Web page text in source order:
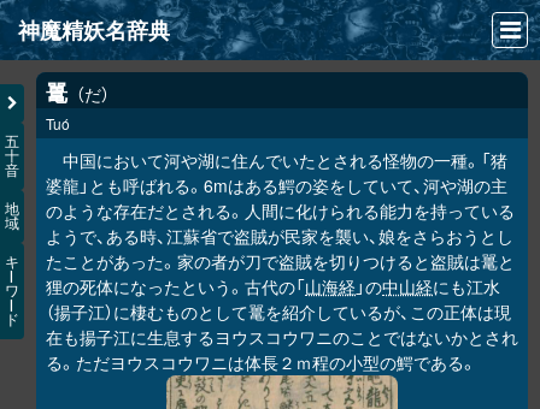
神魔精妖名辞典
NEWS
INFO
文献
検索
凖項目
画像資料便覧
LINK
五
十
音
地
域
キ
ワ
ド
鼍 だ
Tuó
中国において河や湖に住んでいたとされる怪物の一種。「猪
婆龍」とも呼ばれる。6mはある鰐の姿をしていて、河や湖の主
のような存在だとされる。人間に化けられる能力を持っている
ようで、ある時、江蘇省で盗賊が民家を襲い、娘をさらおうとし
たことがあった。家の者が刀で盗賊を切りつけると盗賊は鼍と
狸の死体になったという。古代の「山海経 」の中山経にも江水
（揚子江）に棲むものとして鼍を紹介しているが、この正体は現
在も揚子江に生息するヨウスコウワニのことではないかとされ
る。ただヨウスコウワニは体長２ｍ程の小型の鰐である。